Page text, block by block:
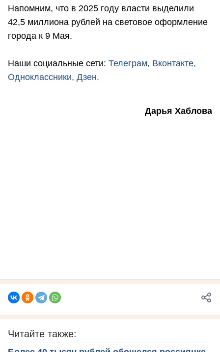
Напомним, что в 2025 году власти выделили
42,5 миллиона рублей на световое оформление
города к 9 Мая.
Наши социальные сети: Телеграм, Вконтакте,
Одноклассники, Дзен.
Дарья Хаблова
Читайте также: